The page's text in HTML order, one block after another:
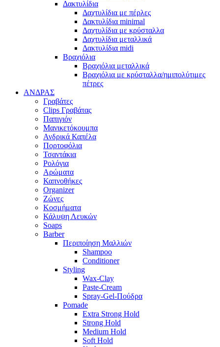
Δακτυλίδια
Δαχτυλίδια με πέρλες
Δακτυλίδια minimal
Δαχτυλίδια με κρύσταλλα
Δαχτυλίδια μεταλλικά
Δακτυλίδια midi
Βραχιόλια
Βραχιόλια μεταλλικά
Βραχιόλια με κρύσταλλα/ημιπολύτιμες
πέτρες
ΑΝΔΡΑΣ
Γραβάτες
Clips Γραβάτας
Παπιγιόν
Μανικετόκουμπα
Ανδρικά Καπέλα
Πορτοφόλια
Τσαντάκια
Ρολόγια
Αρώματα
Καπνοθήκες
Organizer
Ζώνες
Κοσμήματα
Κάλυψη Λευκών
Soaps
Barber
Περιποίηση Μαλλιών
Shampoo
Conditioner
Styling
Wax-Clay
Paste-Cream
Spray-Gel-Πούδρα
Pomade
Extra Strong Hold
Strong Hold
Medium Hold
Soft Hold